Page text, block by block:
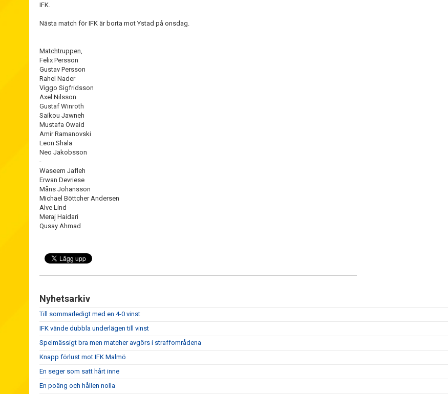
IFK.
Nästa match för IFK är borta mot Ystad på onsdag.
Matchtruppen,
Felix Persson
Gustav Persson
Rahel Nader
Viggo Sigfridsson
Axel Nilsson
Gustaf Winroth
Saikou Jawneh
Mustafa Owaid
Amir Ramanovski
Leon Shala
Neo Jakobsson
-
Waseem Jafleh
Erwan Devriese
Måns Johansson
Michael Böttcher Andersen
Alve Lind
Meraj Haidari
Qusay Ahmad
Nyhetsarkiv
Till sommarledigt med en 4-0 vinst
IFK vände dubbla underlägen till vinst
Spelmässigt bra men matcher avgörs i straffområdena
Knapp förlust mot IFK Malmö
En seger som satt hårt inne
En poäng och hållen nolla